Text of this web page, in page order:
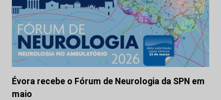
Évora recebe o Fórum de Neurologia da SPN em
maio